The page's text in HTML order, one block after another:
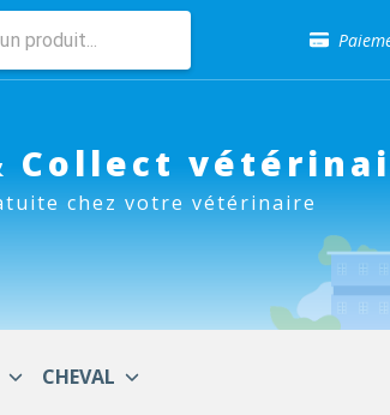
Livraison
Sélection
Collect
chez votre vétérinaire
CHEVAL